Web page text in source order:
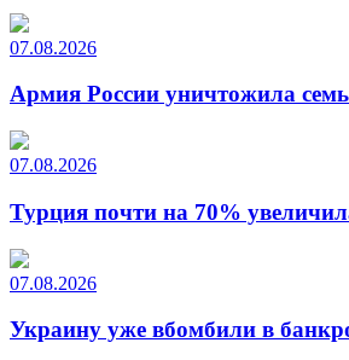
07.08.2026
Армия России уничтожила
07.08.2026
Турция почти на 70%
07.08.2026
Украину уже вбомбили в